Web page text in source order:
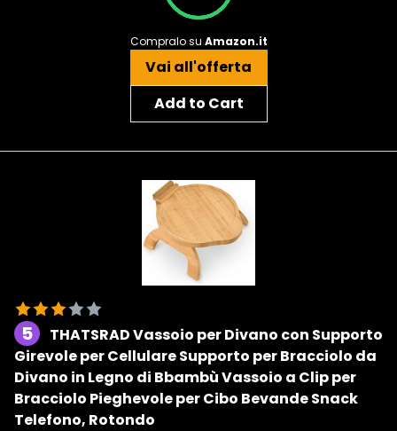
Compralo su Amazon.it
Vai all'offerta
Add to Cart
5
THATSRAD Vassoio per Divano con Supporto
Girevole per Cellulare Supporto per Bracciolo da
Divano in Legno di Bbambù Vassoio a Clip per
Bracciolo Pieghevole per Cibo Bevande Snack
Telefono, Rotondo